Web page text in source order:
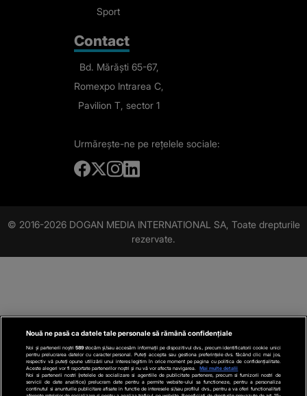
Sport
Contact
Bd. Mărăști 65-67,
Romexpo Intrarea C,
Pavilion T, sector 1
Urmărește-ne pe rețelele sociale:
© 2016-2026 DOGAN MEDIA INTERNATIONAL SA, Toate drepturile
rezervate.
Nouă ne pasă ca datele tale personale să rămână confidențiale
Noi și partenerii noștri 589stocăm și/sau accesăm informații pe dispozitivul dvs., precum identificatorii cookie unici
pentru prelucrarea datelor cu caracter personal. Puteți accepta sau gestiona preferințele dvs. făcând clic mai jos,
respectiv vă puteți opune utilizării unui interes legitim în orice moment pe pagina cu politica de confidențialitate.
Aceste alegeri vor fi raportate partenerilor noștri și nu vă vor afecta navigarea.
Mai multe detalii
Noi si partenerii nostri (retelele de socializare si agentiile de publicitate partenere, precum si furnizorii nostri de
servicii de date analitice) prelucram date pentru a permite website-ului sa functioneze, pentru a personaliza
continutul si anunturile publicitare afisate in functie de interesele si/sau profilul dvs., pentru a va oferi functionalitati